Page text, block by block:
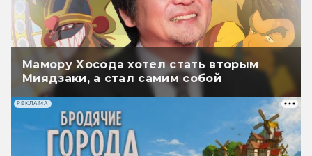
Мамору Хосода хотел стать вторым
Миядзаки, а стал самим собой
РЕКЛАМА